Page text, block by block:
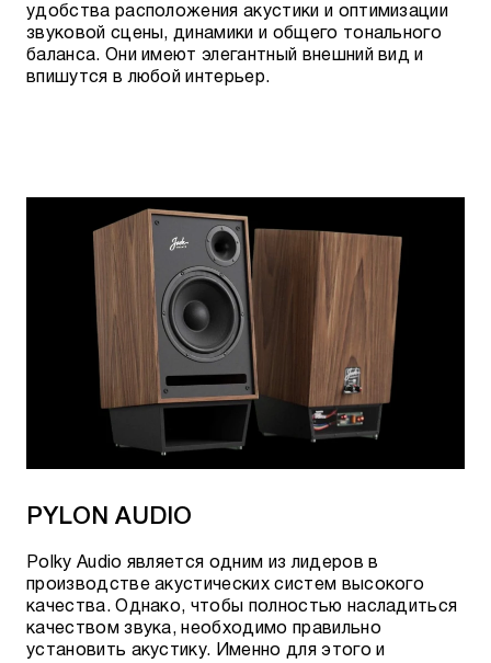
удобства расположения акустики и оптимизации
звуковой сцены, динамики и общего тонального
баланса. Они имеют элегантный внешний вид и
впишутся в любой интерьер.
PYLON AUDIO
Polky Audio является одним из лидеров в
производстве акустических систем высокого
качества. Однако, чтобы полностью насладиться
качеством звука, необходимо правильно
установить акустику. Именно для этого и